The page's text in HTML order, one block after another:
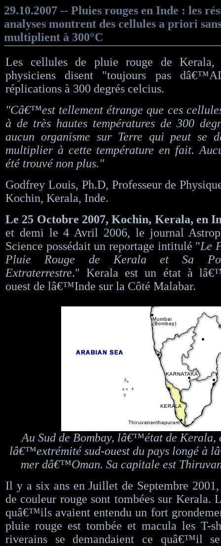
29.10.2007 -- Pluies rouges en Inde : les
analyses montrent des cellules a priori
multiplient à 300°C
Les cellules de pluie rouge de
physiciens disent "toujours pas
réplications à 300 degrés celcius.
"Câ€™est tellement étrange que ces
à de très hautes températures de 300
aucun organisme sur Terre qui peut se
multiplier à cette température en fait.
été trouvé non plus."
Godfrey Louis, Ph.D, Professeur de
Kochin, Kerala, Inde.
Le 25 Octobre 2007, Kochin, Kerala, en
et demi le 4 Avril 2006, le journal
Science possédait un reportage intitulé "Le
Pluie Rouge de Kerala et Sa
Extraterrestre." Kerala est un état à
ouest de lâ€™Inde sur la Côté Malabar.
Au Sud de Bombay, lâ€™état de Kerala,
lâ€™extrémité sud-ouest du pays longé à
mer dâ€™Oman. Sa capitale est
Il y a six ans en Juillet de Septembre
de couleur rouge sont tombées sur Kerala.
quâ€™ils avaient entendu un fort
pluie rouge est tombée et macula les T-
riverains se demandaient ce quâ€™il